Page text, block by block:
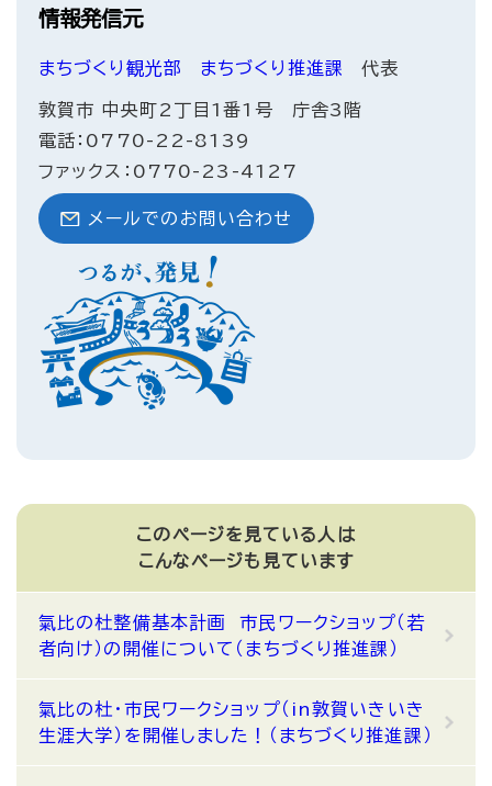
情報発信元
まちづくり観光部 まちづくり推進課 代表
敦賀市 中央町2丁目1番1号 庁舎3階
電話：0770-22-8139
ファックス：0770-23-4127
メールでのお問い合わせ
このページを見ている人は
こんなページも見ています
氣比の杜整備基本計画 市民ワークショップ（若
者向け）の開催について（まちづくり推進課）
氣比の杜・市民ワークショップ（in敦賀いきいき
生涯大学）を開催しました！（まちづくり推進課）